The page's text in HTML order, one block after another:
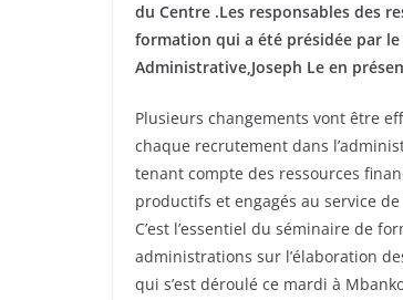
du Centre .Les responsables des
formation qui a été présidée par
Administrative,Joseph Le en
Plusieurs changements vont être
chaque recrutement dans
tenant compte des ressources
productifs et engagés au service
C’est l’essentiel du séminaire de
administrations sur l’élaboration
qui s’est déroulé ce mardi à